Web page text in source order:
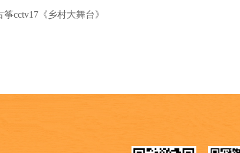
筝cctv17《乡村大舞台》